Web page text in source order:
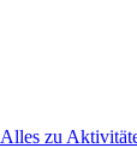
Alles zu